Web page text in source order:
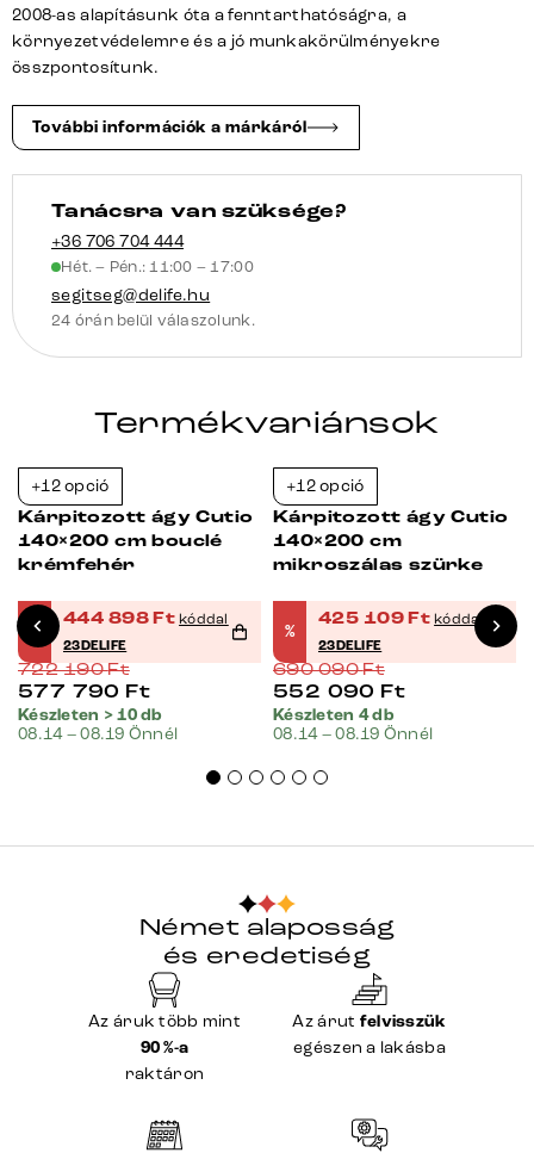
2008-as alapításunk óta a fenntarthatóságra, a
környezetvédelemre és a jó munkakörülményekre
összpontosítunk.
További információk a márkáról
Tanácsra van szüksége?
+36 706 704 444
Hét. – Pén.: 11:00 – 17:00
segitseg@delife.hu
24 órán belül válaszolunk.
Termékvariánsok
Bestseller
+12 opció
Kárpitozott ágy Cutio
140×200 cm bouclé
krémfehér
%
444 898Ft kóddal
23DELIFE
722 190Ft
577 790 Ft
Készleten > 10 db
08.14 – 08.19 Önnél
+12 opció
Kárpitozott ágy Cutio
140×200 cm
mikroszálas szürke
%
425 109Ft kóddal
23DELIFE
690 090Ft
552 090 Ft
Készleten 4 db
08.14 – 08.19 Önnél
Német alaposság
és eredetiség
Az áruk több mint
90 %-a
raktáron
Az árut felvisszük
egészen a lakásba